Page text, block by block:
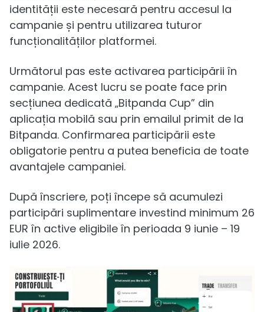
identității este necesară pentru accesul la
campanie și pentru utilizarea tuturor
funcționalităților platformei.
Următorul pas este activarea participării în
campanie. Acest lucru se poate face prin
secțiunea dedicată „Bitpanda Cup” din
aplicația mobilă sau prin emailul primit de la
Bitpanda. Confirmarea participării este
obligatorie pentru a putea beneficia de toate
avantajele campaniei.
După înscriere, poți începe să acumulezi
participări suplimentare investind minimum 26
EUR în active eligibile în perioada 9 iunie – 19
iulie 2026.